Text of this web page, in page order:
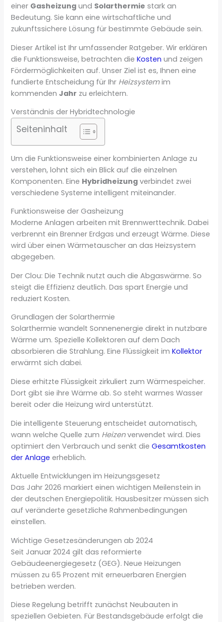
einer Gasheizung und Solarthermie stark an
Bedeutung. Sie kann eine wirtschaftliche und
zukunftssichere Lösung für bestimmte Gebäude sein.
Dieser Artikel ist Ihr umfassender Ratgeber. Wir erklären
die Funktionsweise, betrachten dieKosten und zeigen
Fördermöglichkeiten auf. Unser Ziel ist es, Ihnen eine
fundierte Entscheidung für Ihr Heizsystemim
kommendenJahr zu erleichtern.
Verständnis der Hybridtechnologie
Seiteninhalt
Um die Funktionsweise einer kombinierten Anlage zu
verstehen, lohnt sich ein Blick auf die einzelnen
Komponenten. Eine Hybridheizung verbindet zwei
verschiedene Systeme intelligent miteinander.
Funktionsweise der Gasheizung
Moderne Anlagen arbeiten mit Brennwerttechnik. Dabei
verbrennt ein Brenner Erdgas und erzeugt Wärme. Diese
wird über einen Wärmetauscher an das Heizsystem
abgegeben.
Der Clou: Die Technik nutzt auch die Abgaswärme. So
steigt die Effizienz deutlich. Das spart Energie und
reduziert Kosten.
Grundlagen der Solarthermie
Solarthermie wandelt Sonnenenergie direkt in nutzbare
Wärme um. Spezielle Kollektoren auf dem Dach
absorbieren die Strahlung. Eine Flüssigkeit imKollektor
erwärmt sich dabei.
Diese erhitzte Flüssigkeit zirkuliert zum Wärmespeicher.
Dort gibt sie ihre Wärme ab. So steht warmes Wasser
bereit oder die Heizung wird unterstützt.
Die intelligente Steuerung entscheidet automatisch,
wann welche Quelle zum Heizenverwendet wird. Dies
optimiert den Verbrauch und senkt dieGesamtkosten
der Anlage erheblich.
Aktuelle Entwicklungen im Heizungsgesetz
Das Jahr 2026 markiert einen wichtigen Meilenstein in
der deutschen Energiepolitik. Hausbesitzer müssen sich
auf veränderte gesetzliche Rahmenbedingungen
einstellen.
Wichtige Gesetzesänderungen ab 2024
Seit Januar 2024 gilt das reformierte
Gebäudeenergiegesetz (GEG). Neue Heizungen
müssen zu 65 Prozent mit erneuerbaren Energien
betrieben werden.
Diese Regelung betrifft zunächst Neubauten in
speziellen Gebieten. Für Bestandsgebäude erfolgt die